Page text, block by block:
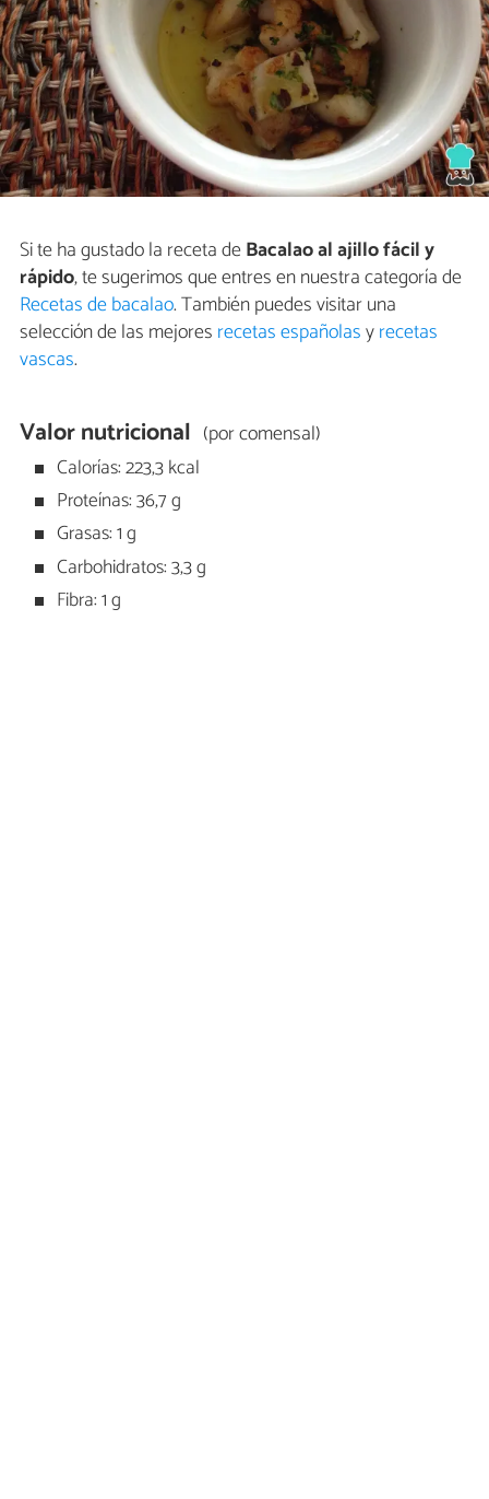
Si te ha gustado la receta deBacalao al ajillo fácil y
rápido, te sugerimos que entres en nuestra categoría de
Recetas de bacalao. También puedes visitar una
selección de las mejores recetas españolasyrecetas
vascas.
Valor nutricional (por comensal)
Calorías: 223,3 kcal
Proteínas: 36,7 g
Grasas: 1 g
Carbohidratos: 3,3 g
Fibra: 1 g